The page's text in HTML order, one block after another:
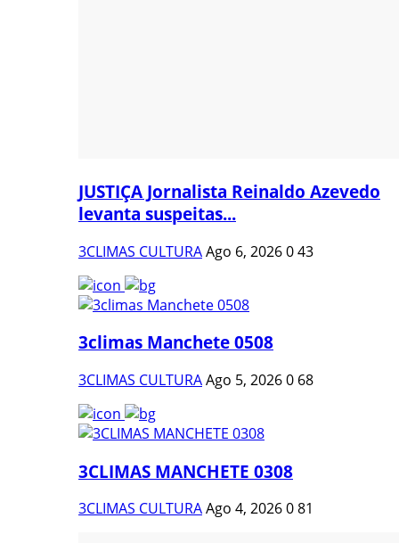
JUSTIÇA Jornalista Reinaldo Azevedo
levanta suspeitas...
3CLIMAS CULTURAAgo 6, 2026043
3climas Manchete 0508
3CLIMAS CULTURAAgo 5, 20260 68
3CLIMAS MANCHETE 0308
3CLIMAS CULTURAAgo 4, 2026081